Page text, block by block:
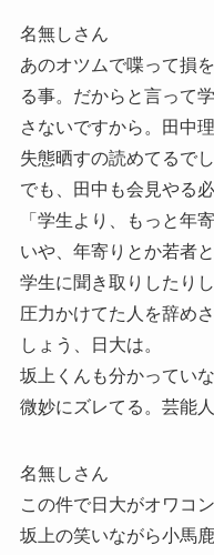
名無しさん
あのオツムで喋って損
る事。だからと言って
さないですから。田中
失態晒すの読めてるで
でも、田中も会見やる
「学生より、もっと年
いや、年寄りとか若者
学生に聞き取りしたり
圧力かけてた人を辞め
しょう、日大は。
坂上くんも分かってい
微妙にズレてる。芸能
名無しさん
この件で日大がオワコ
坂上の笑いながら小馬